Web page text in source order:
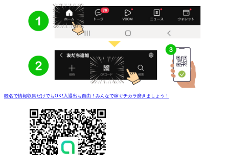
匿名で情報収集だけでもOK!入退出も自由！みんなで稼ぐチカラ磨きましょう！